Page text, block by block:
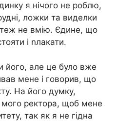
я нічого не роблю,
ложки та виделки
теж не вмію. Єдине, що
і nлакати.
його, але це було вже
мене і говорив, що
На його думку,
мого ректора, щоб мене
так як я не гідна